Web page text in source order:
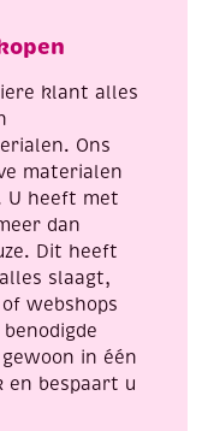
aantal
klant alles
Ons
materialen
U heeft met
dan
Dit heeft
slaagt,
webshops
in één
en bespaart u